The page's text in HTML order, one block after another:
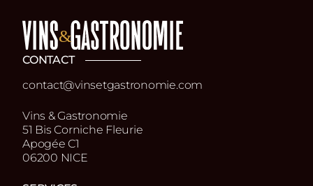
CONTACT
contact@vinsetgastronomie.com
Vins & Gastronomie
51 Bis Corniche Fleurie
Apogée C1
06200 NICE